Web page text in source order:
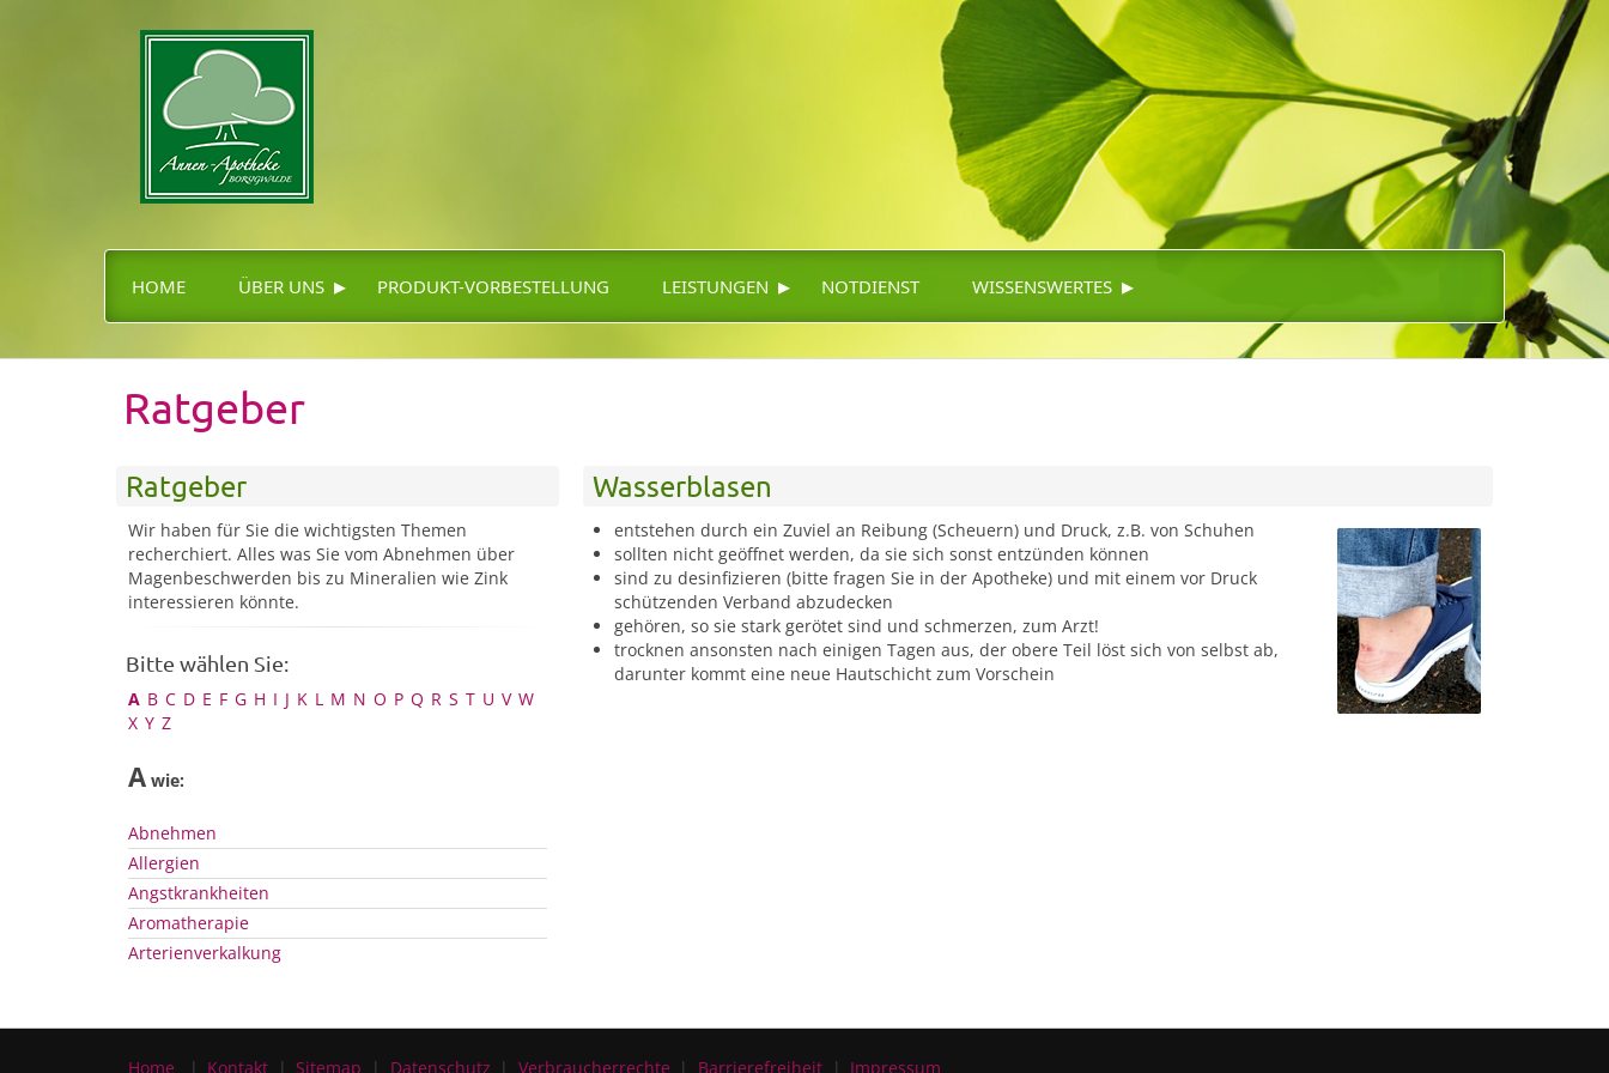
HOME ÜBER UNS ▸ PRODUKT-VORBESTELLUNG LEISTUNGEN ▸ NOTDIENST WISSENSWERTES ▸
Ratgeber
Ratgeber
Wir haben für Sie die wichtigsten Themen
recherchiert. Alles was Sie vom Abnehmen über
Magenbeschwerden bis zu Mineralien wie Zink
interessieren könnte.
Bitte wählen Sie:
A B C D E F G H I J K L M N O P Q R S T U V W
X Y Z
A wie:
Abnehmen
Allergien
Angstkrankheiten
Aromatherapie
Arterienverkalkung
Wasserblasen
entstehen durch ein Zuviel an Reibung (Scheuern) und Druck, z.B. von Schuhen
sollten nicht geöffnet werden, da sie sich sonst entzünden können
sind zu desinfizieren (bitte fragen Sie in der Apotheke) und mit einem vor Druck
schützenden Verband abzudecken
gehören, so sie stark gerötet sind und schmerzen, zum Arzt!
trocknen ansonsten nach einigen Tagen aus, der obere Teil löst sich von selbst ab,
darunter kommt eine neue Hautschicht zum Vorschein
Home Kontakt Sitemap Datenschutz Verbraucherrechte Barrierefreiheit Impressum